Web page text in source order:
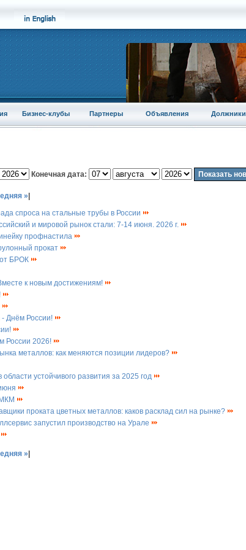
Бизнес-клубы Партнеры Объявления Должники
Конечная дата:
»
спроса на стальные трубы в России
и мировой рынок стали: 7-14 июня. 2026 г.
профнастила
прокат
БРОК
к новым достижениям!
Днём России!
России 2026!
металлов: как меняются позиции лидеров?
устойчивого развития за 2025 год
проката цветных металлов: каков расклад сил на рынке?
запустил производство на Урале
»